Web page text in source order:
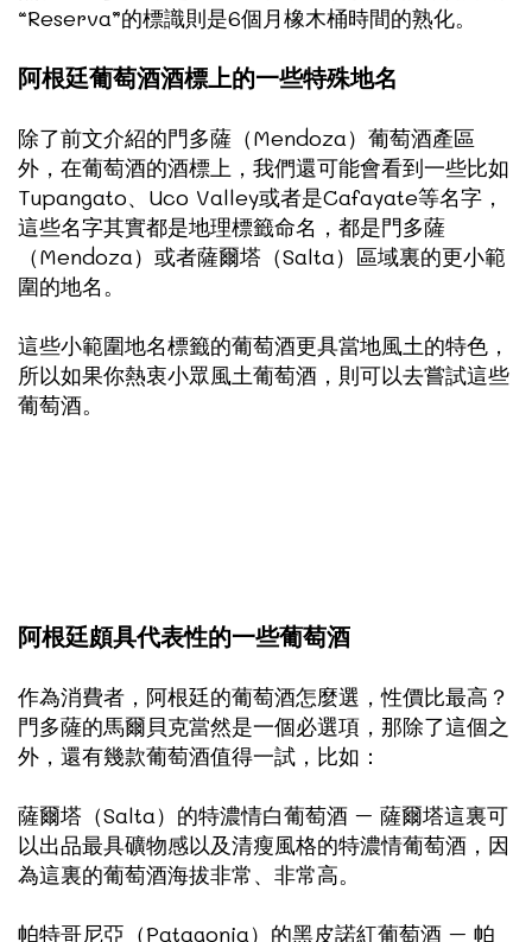
“Reserva”的標識則是6個月橡木桶時間的熟化。
阿根廷葡萄酒酒標上的一些特殊地名
除了前文介紹的門多薩（Mendoza）葡萄酒產區
外，在葡萄酒的酒標上，我們還可能會看到一些比如
Tupangato、Uco Valley或者是Cafayate等名字，
這些名字其實都是地理標籤命名，都是門多薩
（Mendoza）或者薩爾塔（Salta）區域裏的更小範
圍的地名。
這些小範圍地名標籤的葡萄酒更具當地風土的特色，
所以如果你熱衷小眾風土葡萄酒，則可以去嘗試這些
葡萄酒。
阿根廷頗具代表性的一些葡萄酒
作為消費者，阿根廷的葡萄酒怎麼選，性價比最高？
門多薩的馬爾貝克當然是一個必選項，那除了這個之
外，還有幾款葡萄酒值得一試，比如：
薩爾塔（Salta）的特濃情白葡萄酒 – 薩爾塔這裏可
以出品最具礦物感以及清瘦風格的特濃情葡萄酒，因
為這裏的葡萄酒海拔非常、非常高。
帕特哥尼亞（Patagonia）的黑皮諾紅葡萄酒 – 帕